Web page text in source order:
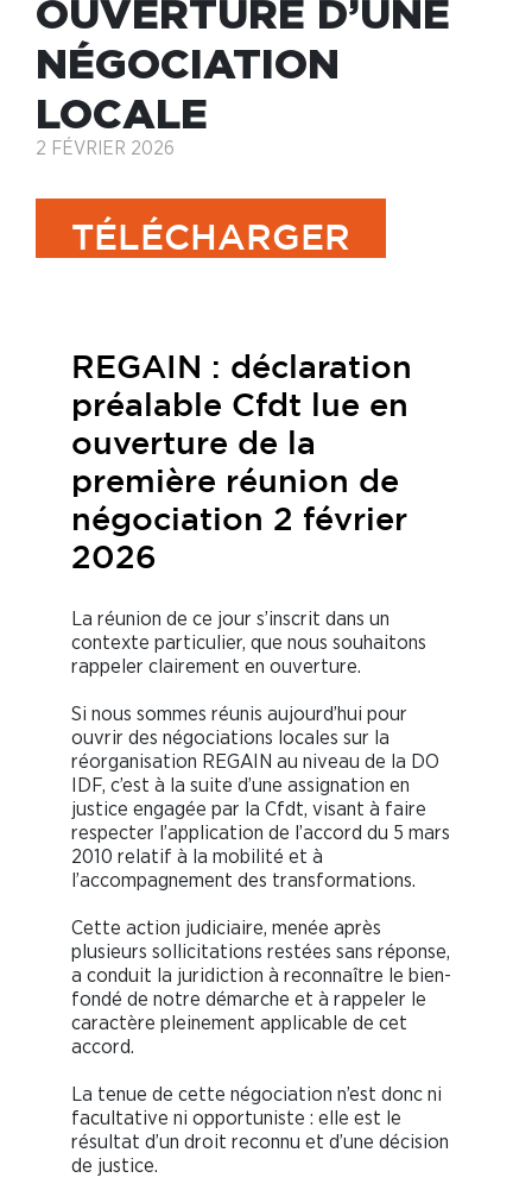
OUVERTURE D’UNE
NÉGOCIATION
LOCALE
2 FÉVRIER 2026
TÉLÉCHARGER
REGAIN : déclaration
préalable Cfdt lue en
ouverture de la
première réunion de
négociation 2 février
2026
La réunion de ce jour s’inscrit dans un
contexte particulier, que nous souhaitons
rappeler clairement en ouverture.
Si nous sommes réunis aujourd’hui pour
ouvrir des négociations locales sur la
réorganisation REGAIN au niveau de la DO
IDF, c’est à la suite d’une assignation en
justice engagée par la Cfdt, visant à faire
respecter l’application de l’accord du 5 mars
2010 relatif à la mobilité et à
l’accompagnement des transformations.
Cette action judiciaire, menée après
plusieurs sollicitations restées sans réponse,
a conduit la juridiction à reconnaître le bien-
fondé de notre démarche et à rappeler le
caractère pleinement applicable de cet
accord.
La tenue de cette négociation n’est donc ni
facultative ni opportuniste : elle est le
résultat d’un droit reconnu et d’une décision
de justice.